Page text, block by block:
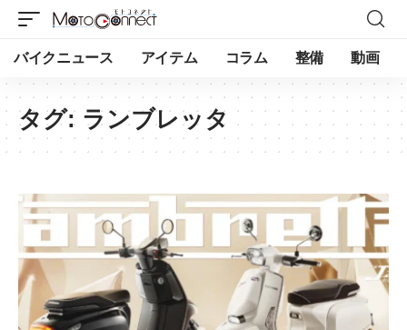
バイクニュース アイテム コラム 整備 動画
タグ: ランブレッタ